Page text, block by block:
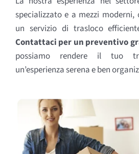
specializzato e a mezzi
un servizio di trasloco
Contattaci per un preventivo
possiamo rendere il tuo
un’esperienza serena e ben